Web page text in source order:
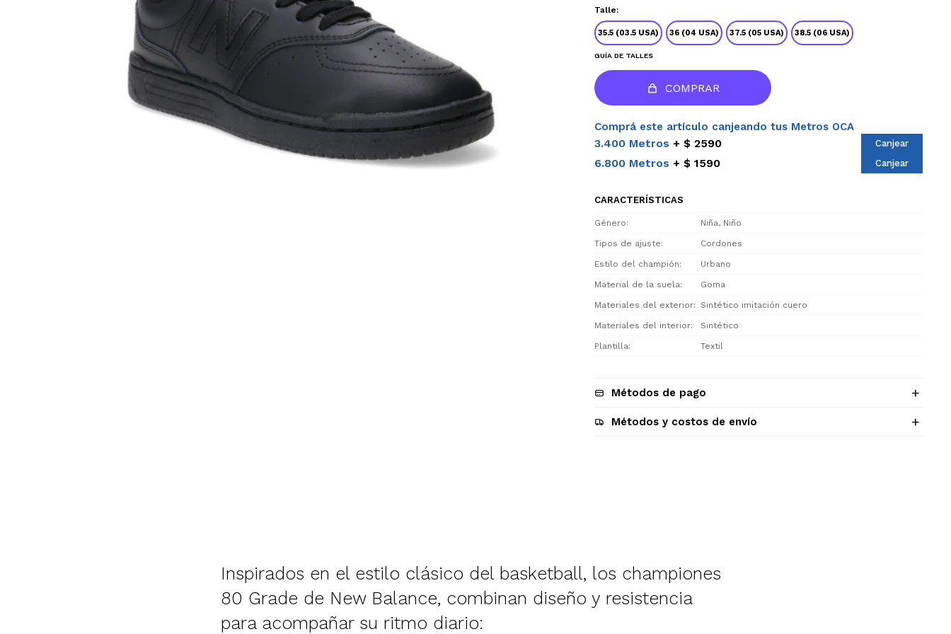
Talle:
35.5 (03.5 USA) 36 (04 USA) 37.5 (05 USA) 38.5 (06 USA)
GUÍA DE TALLES
COMPRAR
Comprá este artículo canjeando tus Metros OCA
3.400 Metros $ 2590 Canjear
6.800 Metros $ 1590 Canjear
CARACTERÍSTICAS
Género Niña, Niño
Tipos de ajuste Cordones
Estilo del champión Urbano
Material de la suela Goma
Materiales del exterior Sintético imitación cuero
Materiales del interior Sintético
Plantilla Textil
Métodos de pago
Métodos y costos de envío
Inspirados en el estilo clásico del basketball, los championes
80 Grade de New Balance, combinan diseño y resistencia
para acompañar su ritmo diario: